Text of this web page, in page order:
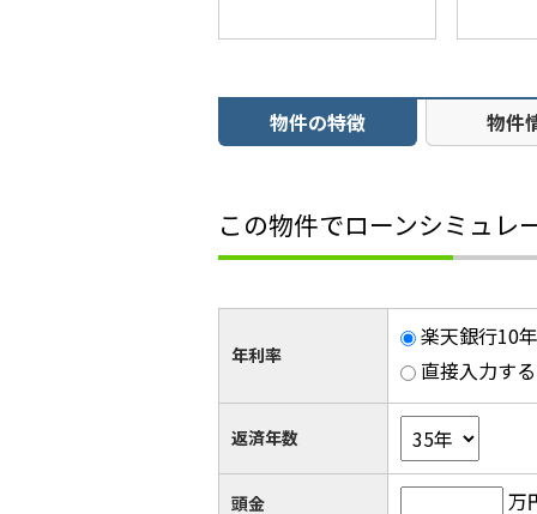
物件の特徴 物件
この物件でローンシミュレ
年利率
楽天銀行10
直接入力する
返済年数
頭金 万